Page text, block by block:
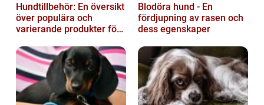
Hundtillbehör: En översikt
över populära och
varierande produkter för
Blodöra hund - En
fördjupning av rasen och
dess egenskaper